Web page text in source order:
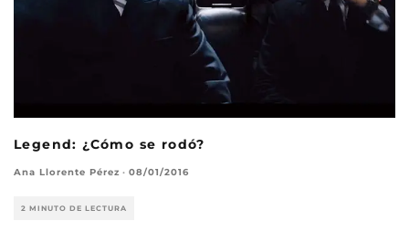
Legend: ¿Cómo se rodó?
Ana Llorente Pérez · 08/01/2016
2 MINUTO DE LECTURA